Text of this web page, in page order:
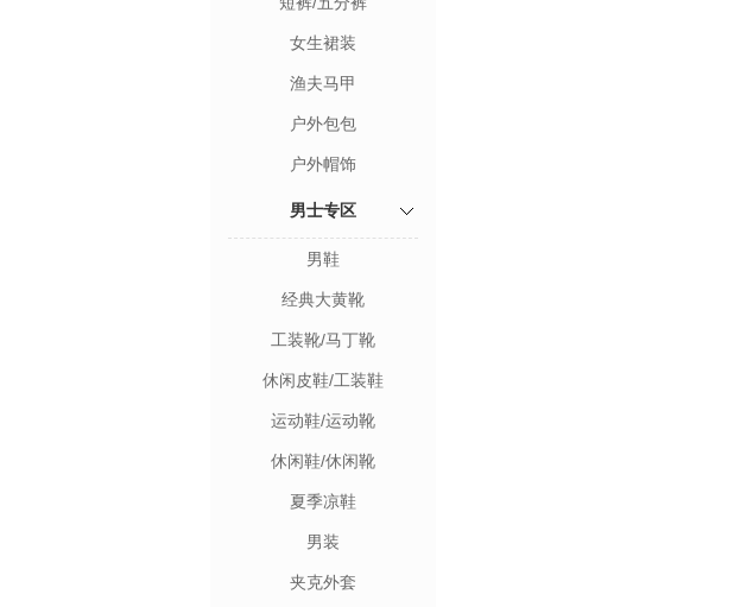
女生裙装
渔夫马甲
户外包包
户外帽饰
男士专区
男鞋
经典大黄靴
工装靴/马丁靴
休闲皮鞋/工装鞋
运动鞋/运动靴
休闲鞋/休闲靴
夏季凉鞋
男装
夹克外套